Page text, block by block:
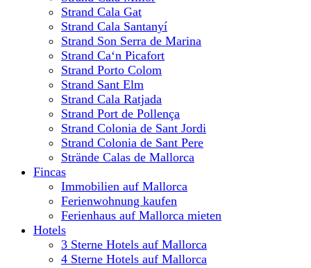
Strand Cala Gat
Strand Cala Santanyí
Strand Son Serra de Marina
Strand Ca‘n Picafort
Strand Porto Colom
Strand Sant Elm
Strand Cala Ratjada
Strand Port de Pollença
Strand Colonia de Sant Jordi
Strand Colonia de Sant Pere
Strände Calas de Mallorca
Fincas
Immobilien auf Mallorca
Ferienwohnung kaufen
Ferienhaus auf Mallorca mieten
Hotels
3 Sterne Hotels auf Mallorca
4 Sterne Hotels auf Mallorca